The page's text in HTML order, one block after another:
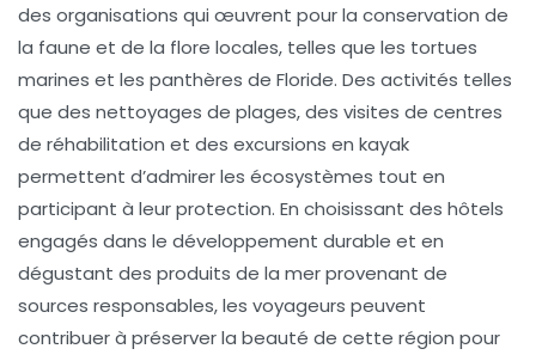
des organisations qui œuvrent pour la conservation de
la faune et de la flore locales, telles que les tortues
marines et les panthères de Floride. Des activités telles
que des nettoyages de plages, des visites de centres
de réhabilitation et des excursions en kayak
permettent d’admirer les écosystèmes tout en
participant à leur protection. En choisissant des hôtels
engagés dans le développement durable et en
dégustant des produits de la mer provenant de
sources responsables, les voyageurs peuvent
contribuer à préserver la beauté de cette région pour